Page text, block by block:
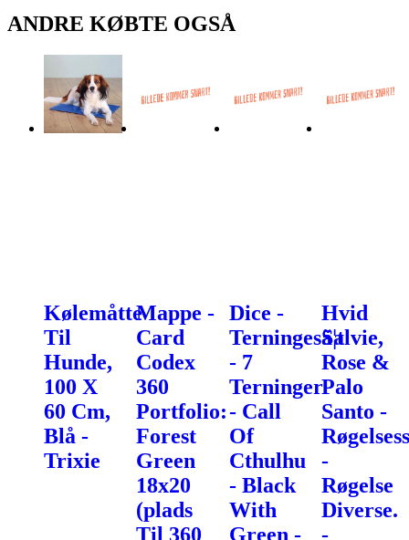
ANDRE KØBTE OGSÅ
Kølemåtte
Til
Hunde,
100 X
60 Cm,
Blå -
Trixie
Mappe -
Card
Codex
360
Portfolio:
Forest
Green
18x20
(plads
Til 360
Dice -
Terningesã¦t
- 7
Terninger
- Call
Of
Cthulhu
- Black
With
Green -
Hvid
Salvie,
Rose &
Palo
Santo -
-
Røgelse
Diverse.
-